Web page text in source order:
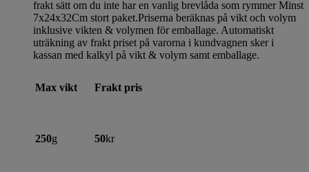
frakt sätt om du inte har en vanlig brevlåda som rymmer Minst
7x24x32Cm stort paket.Priserna beräknas på vikt och volym
inklusive vikten & volymen för emballage. Automatiskt
uträkning av frakt priset på varorna i kundvagnen sker i
kassan med kalkyl på vikt & volym samt emballage.
Max vikt Frakt pris
250g 50kr